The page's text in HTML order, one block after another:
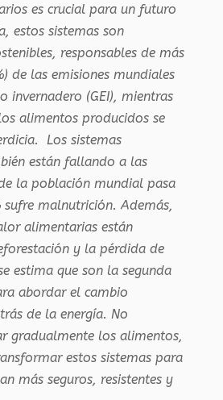
es crucial para un futuro
estos sistemas son
responsables de más
de las emisiones mundiales
invernadero (GEI), mientras
alimentos producidos se
Los sistemas
están fallando a las
la población mundial pasa
malnutrición. Además,
alimentarias están
y la pérdida de
estima que son la segunda
abordar el cambio
de la energía. No
gradualmente los alimentos,
estos sistemas para
más seguros, resistentes y